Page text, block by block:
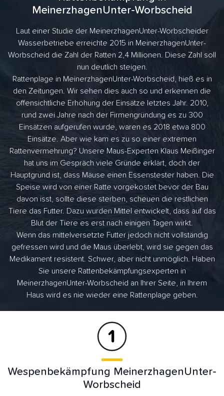
MeinerzhagenUnter-Worbscheid
Laut einer Studie der MeinerzhagenUnter-Worbscheider
Wasserbetriebe erreichte 2015 in MeinerzhagenUnter-
Worbscheid die Zahl der Ratten 2,4 Millionen. Diese Zahl soll
nun deutlich steigen.
Rattenplage in MeinerzhagenUnter-Worbscheid, hieß es in
den Zeitungen. Wir sehen dies auch so und erkennen die
offensichtliche Erhöhung der Einsätze letztes Jahr. 2010,
rund zwei Jahre nach der Firmengründung es zu 300
Einsätzen aufgerufen wurde, waren es 2018 etwa 800
Einsätze. Aber wie kam es zu so einer extremen
Rattenvermehrung? Unsere Maus-Experten Klaus Meißinger
hat uns im Gespräch viele Gründe erklärt, doch der
Hauptgrund ist, dass Mäuse einen Essenstester haben. Die
Speise wird von einer Ratte vorgekostet bevor der Bau
davon isst, sollte diese sterben, scheuen die restlichen
Tiere das Futter. Dazu wurden Mittel entwickelt, dass auf das
Blut der Tiere es erst nach einigen Tagen wirkt.
Wenn das mittelversetzte Futter jedoch nicht vollständig
gefressen wird und die Maus überlebt, wird sie gegen das
Medikament resistent. Schwer, aber nicht unmöglich. Haben
Sie unsere Rattenbekämpfungsexperten in
MeinerzhagenUnter-Worbscheid an Ihrer Seite, in Ihrem
Haus wird es nie wieder eine Rattenplage geben.
Wespenbekämpfung MeinerzhagenUnter-
Worbscheid